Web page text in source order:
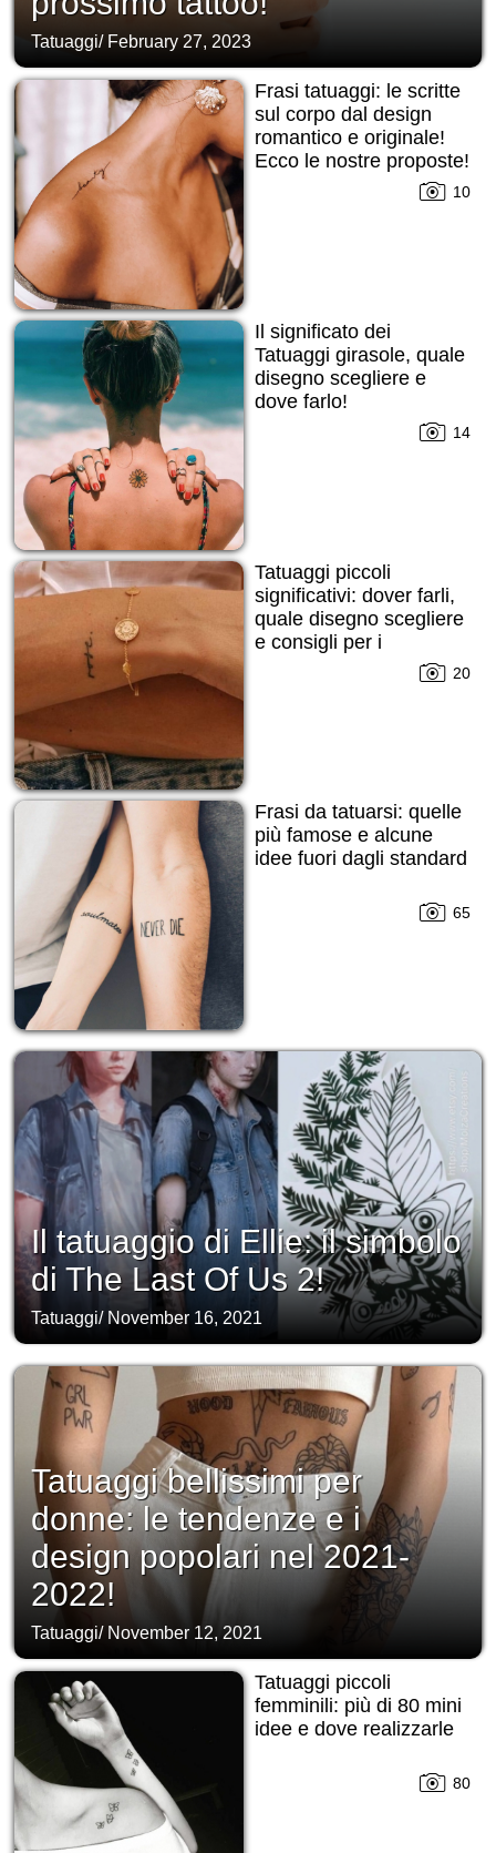
Tatuaggi/ February 27, 2023
Frasi tatuaggi: le scritte
sul corpo dal design
romantico e originale!
Ecco le nostre proposte!
10
Il significato dei
Tatuaggi girasole, quale
disegno scegliere e
dove farlo!
14
Tatuaggi piccoli
significativi: dover farli,
quale disegno scegliere
e consigli per i
20
Frasi da tatuarsi: quelle
più famose e alcune
idee fuori dagli standard
65
Il tatuaggio di Ellie: il simbolo
di The Last Of Us 2!
Tatuaggi/ November 16, 2021
Tatuaggi bellissimi per
donne: le tendenze e i
design popolari nel 2021-
2022!
Tatuaggi/ November 12, 2021
Tatuaggi piccoli
femminili: più di 80 mini
idee e dove realizzarle
80